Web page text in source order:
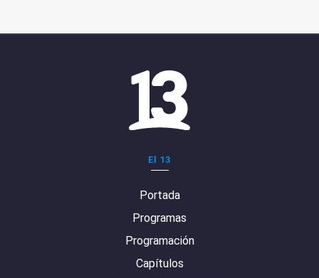
El 13
Portada
Programas
Programación
Capítulos